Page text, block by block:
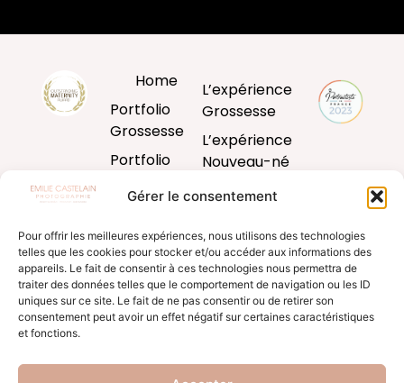
Gérer le consentement
Pour offrir les meilleures expériences, nous utilisons des technologies
telles que les cookies pour stocker et/ou accéder aux informations des
appareils. Le fait de consentir à ces technologies nous permettra de
traiter des données telles que le comportement de navigation ou les ID
uniques sur ce site. Le fait de ne pas consentir ou de retirer son
consentement peut avoir un effet négatif sur certaines caractéristiques
et fonctions.
Home
Portfolio
Grossesse
Portfolio
Bébé
Portfolio
Famille
Blog
L’expérience
Grossesse
L’expérience
Nouveau-né
L’expérience
L’expérience
famille
Produits
d’art